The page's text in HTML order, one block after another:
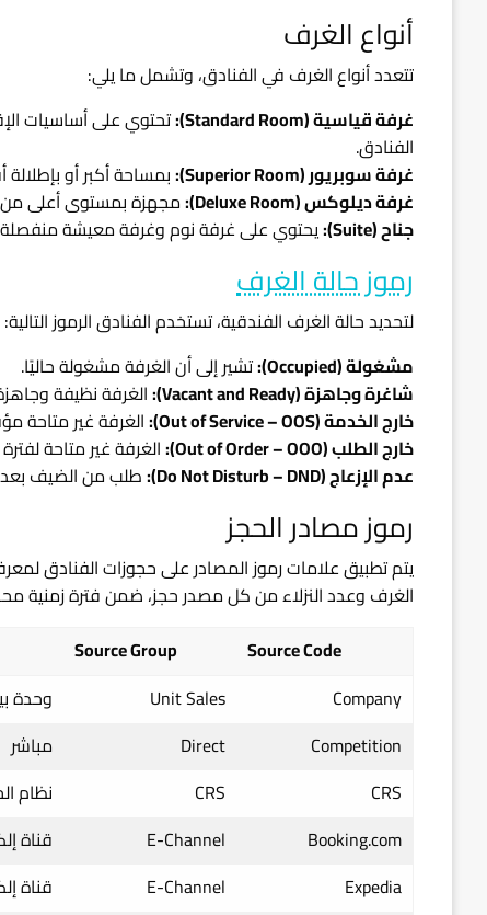
أنواع الغرف
تتعدد أنواع الغرف في الفنادق، وتشمل ما يلي:
غرفة قياسية (Standard Room):
تحتوي على أساسيات
الفنادق.
غرفة سوبريور (Superior Room):
بمساحة أكبر أو
غرفة ديلوكس (Deluxe Room):
مجهزة بمستوى أعلى من
جناح (Suite):
يحتوي على غرفة نوم وغرفة معيشة
رموز حالة الغرف
لتحديد حالة الغرف الفندقية، تستخدم الفنادق الرموز التالية:
مشغولة (Occupied):
تشير إلى أن الغرفة مشغولة حاليًا.
شاغرة وجاهزة (Vacant and Ready):
الغرفة نظيفة
خارج الخدمة (Out of Service – OOS):
الغرفة غير متاحة
خارج الطلب (Out of Order – OOO):
الغرفة غير متاحة
عدم الإزعاج (Do Not Disturb – DND):
طلب من الضيف
رموز مصادر الحجز
يتم تطبيق علامات رموز المصادر على حجوزات الفنادق
الغرف وعدد النزلاء من كل مصدر حجز، ضمن فترة زمنية
Source Code
Source Group
Company
Unit Sales وحدة
Competition
Direct مباشر
CRS
CRS نظام
Booking.com
E-Channel قناة
Expedia
E-Channel قناة